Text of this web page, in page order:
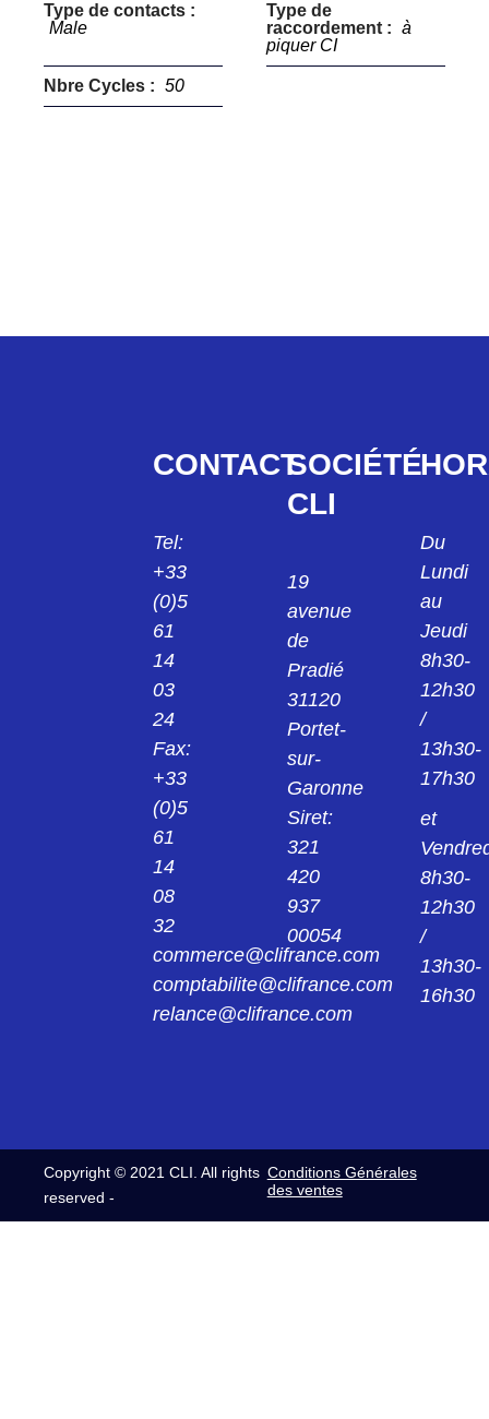
Type de contacts :
Male
Type de
raccordement : à
piquer CI
Nbre Cycles : 50
CONTACT
Tel:
+33
(0)5
61
14
03
24
Fax:
+33
(0)5
61
14
08
32
commerce@clifrance.com
comptabilite@clifrance.com
relance@clifrance.com
SOCIÉTÉ
CLI
19
avenue
de
Pradié
31120
Portet-
sur-
Garonne
Siret:
321
420
937
00054
Du
Lundi
au
Jeudi
8h30-
12h30
/
13h30-
17h30
et
8h30-
12h30
/
13h30-
16h30
Copyright © 2021 CLI. All rights
reserved -
Conditions Générales
des ventes